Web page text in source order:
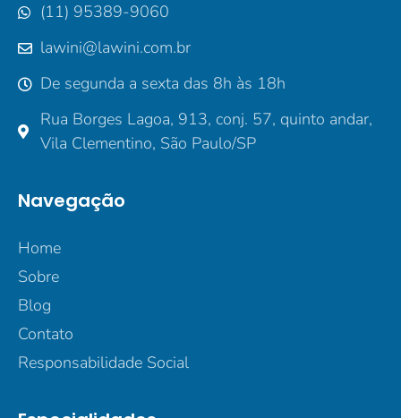
(11) 95389-9060
lawini@lawini.com.br
De segunda a sexta das 8h às 18h
Rua Borges Lagoa, 913, conj. 57, quinto andar,
Vila Clementino, São Paulo/SP
Navegação
Home
Sobre
Blog
Contato
Responsabilidade Social